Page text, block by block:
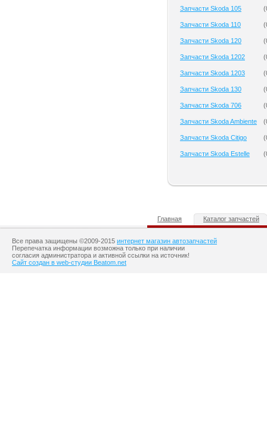
Запчасти Skoda 105 (
Запчасти Skoda 110 (
Запчасти Skoda 120 (
Запчасти Skoda 1202 (
Запчасти Skoda 1203 (
Запчасти Skoda 130 (
Запчасти Skoda 706 (
Запчасти Skoda Ambiente (
Запчасти Skoda Citigo (
Запчасти Skoda Estelle (
Главная Каталог запчастей
Все права защищены ©2009-2015 интернет магазин автозапчастей
Перепечатка информации возможна только при наличии
согласия администратора и активной ссылки на источник!
Сайт создан в web-студии Beatom.net